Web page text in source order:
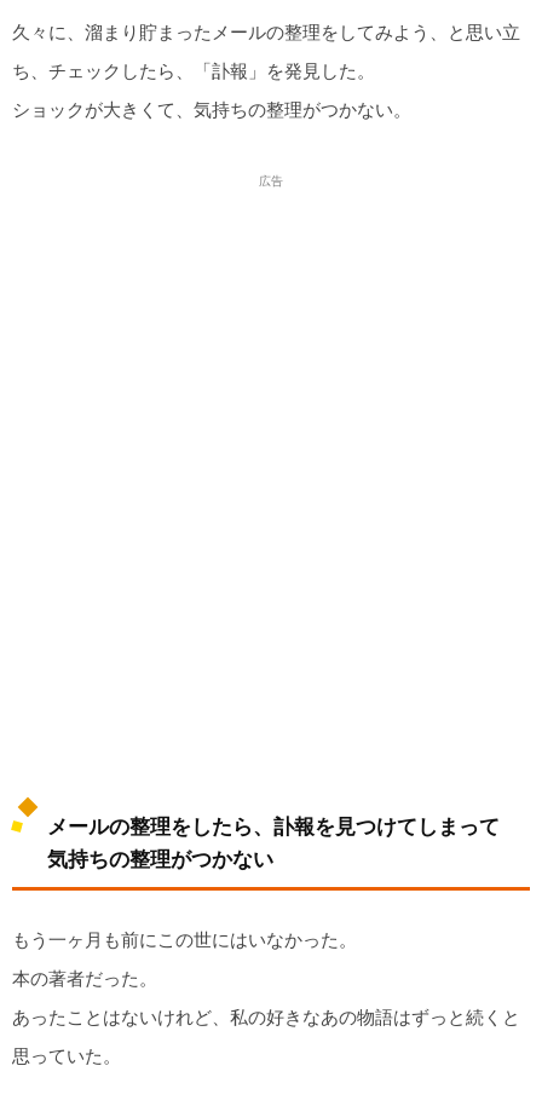
久々に、溜まり貯まったメールの整理をしてみよう、と思い立
ち、チェックしたら、「訃報」を発見した。
ショックが大きくて、気持ちの整理がつかない。
広告
メールの整理をしたら、訃報を見つけてしまって
気持ちの整理がつかない
もう一ヶ月も前にこの世にはいなかった。
本の著者だった。
あったことはないけれど、私の好きなあの物語はずっと続くと
思っていた。